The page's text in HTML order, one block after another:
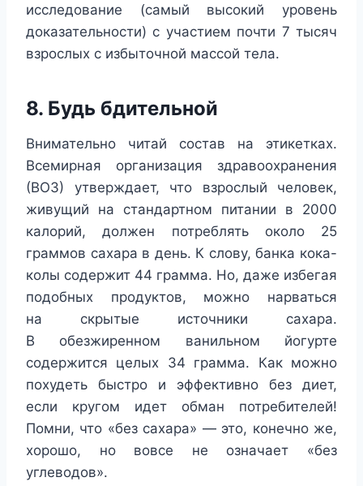
исследование (самый высокий уровень
доказательности) с участием почти 7 тысяч
взрослых с избыточной массой тела.
8. Будь бдительной
Внимательно читай состав на этикетках.
Всемирная организация здравоохранения
(ВОЗ) утверждает, что взрослый человек,
живущий на стандартном питании в 2000
калорий, должен потреблять около 25
граммов сахара в день. К слову, банка кока-
колы содержит 44 грамма. Но, даже избегая
подобных продуктов, можно нарваться
на скрытые источники сахара.
В обезжиренном ванильном йогурте
содержится целых 34 грамма. Как можно
похудеть быстро и эффективно без диет,
если кругом идет обман потребителей!
Помни, что «без сахара» — это, конечно же,
хорошо, но вовсе не означает «без
углеводов».